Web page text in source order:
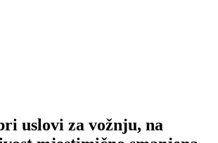
uslovi za vožnju, na